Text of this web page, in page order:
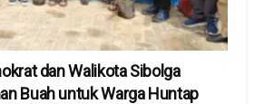
dan Walikota Sibolga
Buah untuk Warga Huntap